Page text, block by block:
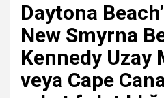
Daytona
New Smyrna
Kennedy Uzay
veya Cape